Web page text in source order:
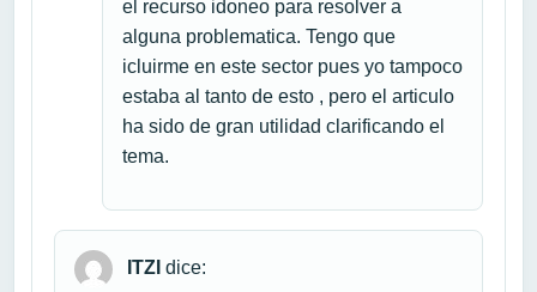
el recurso idoneo para resolver a
alguna problematica. Tengo que
icluirme en este sector pues yo tampoco
estaba al tanto de esto , pero el articulo
ha sido de gran utilidad clarificando el
tema.
ITZI dice: